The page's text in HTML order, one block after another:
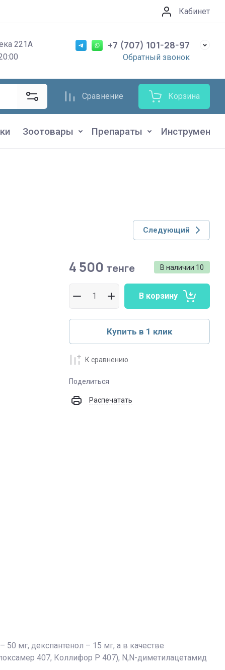
Кабинет
221А
+7 (707) 101-28-97
Обратный звонок
Сравнение Корзина
Зоотовары Препараты
Следующий
В наличии 10
4 500 тенге
В корзину
Купить в 1 клик
К сравнению
Поделиться
Распечатать
мг, декспантенол – 15 мг, а в качестве
407, Коллифор Р 407), N,N-диметилацетамид